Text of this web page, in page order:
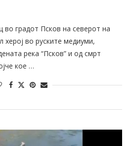
во градот Псков на северот на
херој во руските медиуми,
река “Псков” и од смрт
кое …